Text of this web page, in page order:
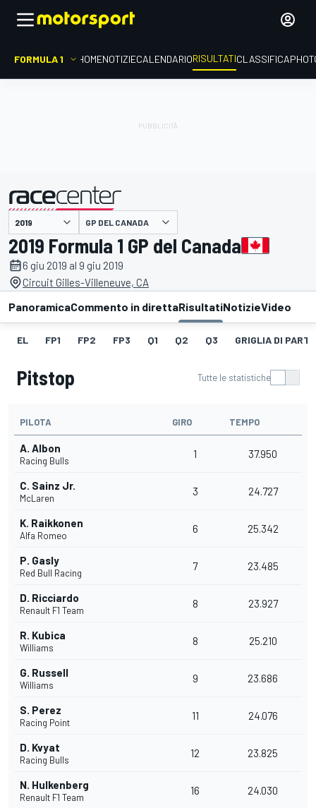
FORMULA 1 HOMENOTIZIECALENDARIORISULTATICLASSIFICA
presentato da GP DEL CANADA
2019 Formula 1 GP del Canada
6 giu 2019 al 9 giu 2019
Circuit Gilles-Villeneuve, CA
PanoramicaCommento in direttaRisultatiNotizieVideo
EL FP1 FP2 FP3 Q1 Q2 Q3 GRIGLIA DI
Pitstop Tutte le statistiche
PILOTA GIRO TEMPO
A. Albon
Racing Bulls
1 37.950
C. Sainz Jr.
McLaren
3 24.727
K. Raikkonen
Alfa Romeo
6 25.342
P. Gasly
Red Bull Racing
7 23.485
D. Ricciardo
Renault F1 Team
8 23.927
R. Kubica
Williams
8 25.210
G. Russell
Williams
9 23.686
S. Perez
Racing Point
11 24.076
D. Kvyat
Racing Bulls
12 23.825
N. Hulkenberg
Renault F1 Team
16 24.030